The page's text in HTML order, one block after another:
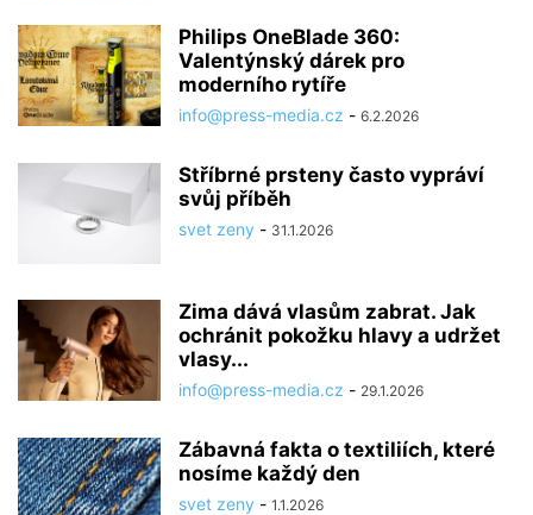
Philips OneBlade 360:
Valentýnský dárek pro
moderního rytíře
info@press-media.cz - 6.2.2026
Stříbrné prsteny často vypráví
svůj příběh
svet zeny - 31.1.2026
Zima dává vlasům zabrat. Jak
ochránit pokožku hlavy a udržet
vlasy...
info@press-media.cz - 29.1.2026
Zábavná fakta o textiliích, které
nosíme každý den
svet zeny - 1.1.2026